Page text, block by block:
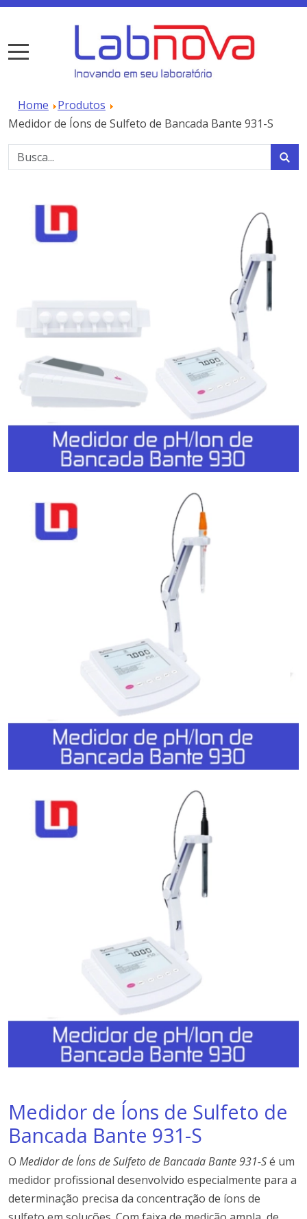
Home
Produtos
Medidor de Íons de Sulfeto de Bancada Bante 931-S
Medidor de Íons de Sulfeto de
Bancada Bante 931-S
O Medidor de Íons de Sulfeto de Bancada Bante 931-Sé um
medidor profissional desenvolvido especialmente para a
determinação precisa da concentração de íons de